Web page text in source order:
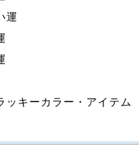
運
ッキーカラー・アイテム